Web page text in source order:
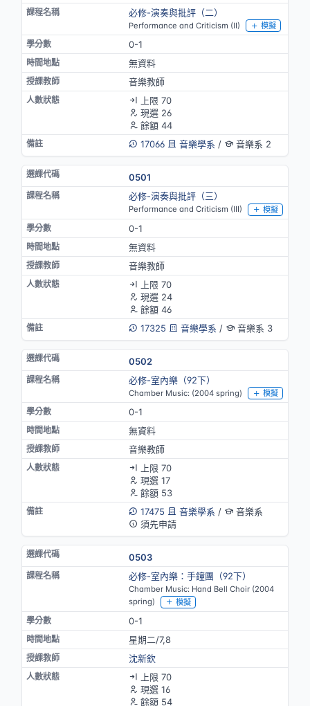
必修-演奏與批評（二）
Performance and Criticism (II) 模擬
0-1
無資料
音樂教師
上限 70
現選 26
餘額 44
17066
音樂學系 / 音樂系 2
0501
必修-演奏與批評（三）
Performance and Criticism (III) 模擬
0-1
無資料
音樂教師
上限 70
現選 24
餘額 46
17325
音樂學系 / 音樂系 3
0502
必修-室內樂（92下）
Chamber Music: (2004 spring) 模擬
0-1
無資料
音樂教師
上限 70
現選 17
餘額 53
17475
音樂學系 /
音樂系
須先申請
0503
必修-室內樂：手鐘團（92下）
Chamber Music: Hand Bell Choir (2004
spring)
模擬
0-1
星期二/7,8
沈新欽
上限 70
現選 16
餘額 54